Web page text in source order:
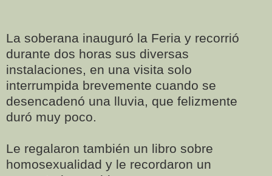
La soberana inauguró la Feria y recorrió
durante dos horas sus diversas
instalaciones, en una visita solo
interrumpida brevemente cuando se
desencadenó una lluvia, que felizmente
duró muy poco.
Le regalaron también un libro sobre
homosexualidad y le recordaron un